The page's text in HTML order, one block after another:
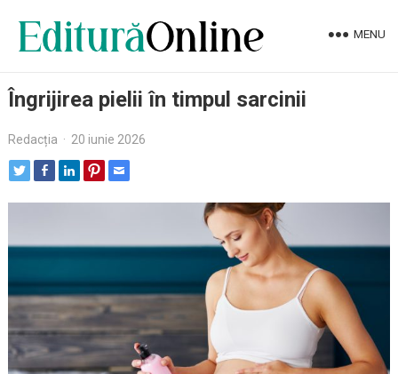
MENU
Îngrijirea pielii în timpul sarcinii
Redacția · 20 iunie 2026